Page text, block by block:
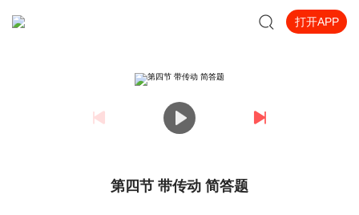
打开APP
第四节 带传动 简答题